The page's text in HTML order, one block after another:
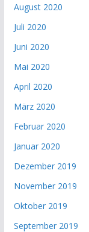
August 2020
Juli 2020
Juni 2020
Mai 2020
April 2020
März 2020
Februar 2020
Januar 2020
Dezember 2019
November 2019
Oktober 2019
September 2019